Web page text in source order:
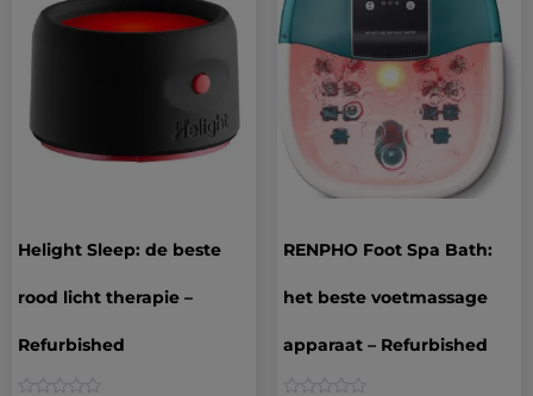
Helight Sleep: de beste
rood licht therapie –
Refurbished
RENPHO Foot Spa Bath:
het beste voetmassage
apparaat – Refurbished